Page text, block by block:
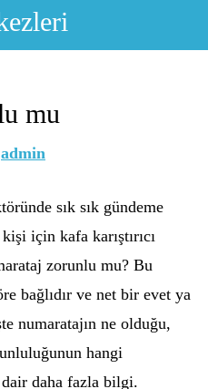
mu
admin
sık sık gündeme
için kafa karıştırıcı
zorunlu mu? Bu
bağlıdır ve net bir evet ya
numaratajın ne olduğu,
hangi
dair daha fazla bilgi.